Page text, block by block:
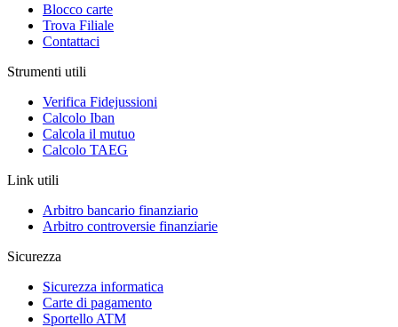
Blocco carte
Trova Filiale
Contattaci
Strumenti utili
Verifica Fidejussioni
Calcolo Iban
Calcola il mutuo
Calcolo TAEG
Link utili
Arbitro bancario finanziario
Arbitro controversie finanziarie
Sicurezza
Sicurezza informatica
Carte di pagamento
Sportello ATM